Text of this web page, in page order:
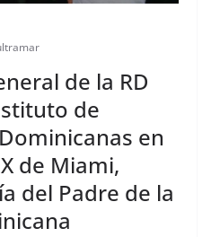
de la RD
de
en
de Miami,
del Padre de la